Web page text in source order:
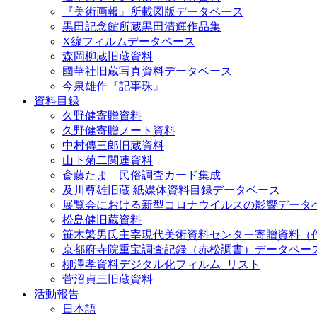
『美術画報』所載図版データベース
黒田記念館所蔵黒田清輝作品集
X線フィルムデータベース
森岡柳蔵旧蔵資料
國華社旧蔵写真資料データベース
今泉雄作『記事珠』
資料目録
久野健寄贈資料
久野健寄贈ノート資料
中村傳三郎旧蔵資料
山下菊二関連資料
斎藤たま 民俗調査カード集成
及川尊雄旧蔵 紙媒体資料目録データベース
展覧会における新型コロナウイルスの影響データ
松島健旧蔵資料
笹木繁男氏主宰現代美術資料センター寄贈資料（
京都府寺院重宝調査記録（赤松調書）データベー
柳澤孝資料デジタル化フィルム_リスト
菅沼貞三旧蔵資料
活動報告
日本語